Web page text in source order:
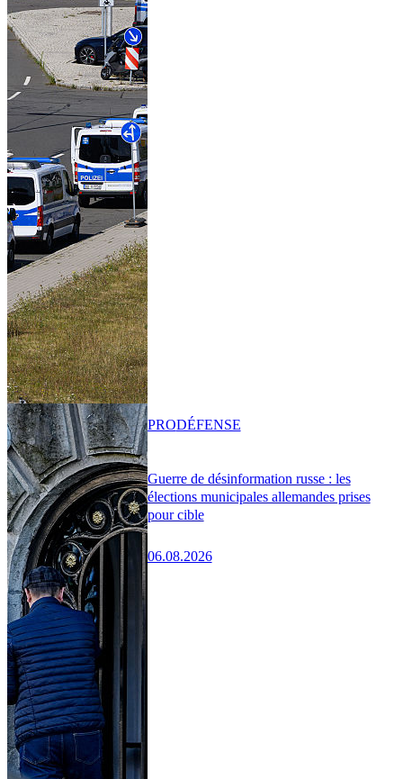
Guerre de désinformation russe : les
élections municipales allemandes prises
pour cible
06.08.2026
PRODÉFENSE